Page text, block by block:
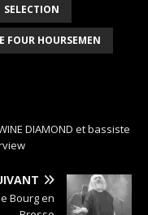
SELECTION
FOUR HOURSEMEN
DIAMOND et bassiste
Bourg en